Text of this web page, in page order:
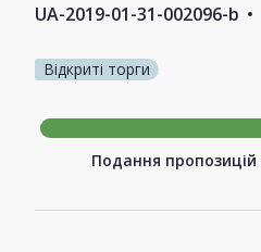
UA-2019-01-31-002096-b
Відкриті торги
Подання пропозицій